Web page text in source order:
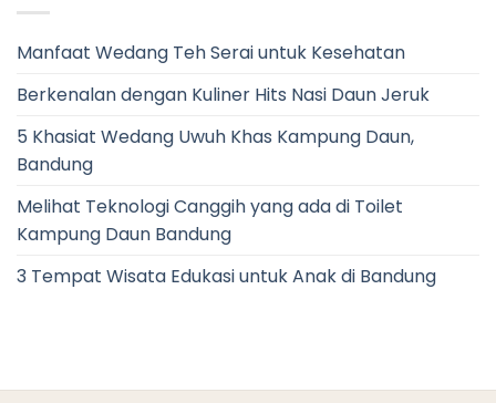
Manfaat Wedang Teh Serai untuk Kesehatan
Berkenalan dengan Kuliner Hits Nasi Daun Jeruk
5 Khasiat Wedang Uwuh Khas Kampung Daun,
Bandung
Melihat Teknologi Canggih yang ada di Toilet
Kampung Daun Bandung
3 Tempat Wisata Edukasi untuk Anak di Bandung